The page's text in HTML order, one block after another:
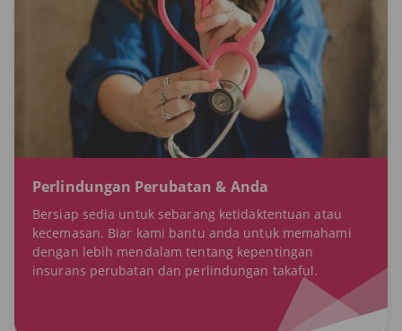
Perlindungan Perubatan & Anda
Bersiap sedia untuk sebarang ketidaktentuan atau
kecemasan. Biar kami bantu anda untuk memahami
dengan lebih mendalam tentang kepentingan
insurans perubatan dan perlindungan takaful.